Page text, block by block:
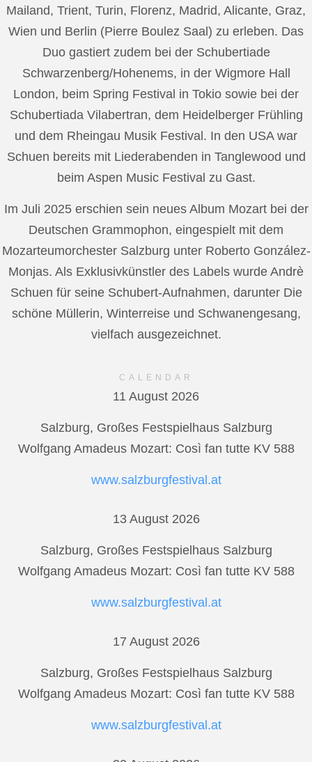
Mailand, Trient, Turin, Florenz, Madrid, Alicante, Graz,
Wien und Berlin (Pierre Boulez Saal) zu erleben. Das
Duo gastiert zudem bei der Schubertiade
Schwarzenberg/Hohenems, in der Wigmore Hall
London, beim Spring Festival in Tokio sowie bei der
Schubertiada Vilabertran, dem Heidelberger Frühling
und dem Rheingau Musik Festival. In den USA war
Schuen bereits mit Liederabenden in Tanglewood und
beim Aspen Music Festival zu Gast.
Im Juli 2025 erschien sein neues Album Mozart bei der
Deutschen Grammophon, eingespielt mit dem
Mozarteumorchester Salzburg unter Roberto González-
Monjas. Als Exklusivkünstler des Labels wurde Andrè
Schuen für seine Schubert-Aufnahmen, darunter Die
schöne Müllerin, Winterreise und Schwanengesang,
vielfach ausgezeichnet.
CALENDAR
11 August 2026
Salzburg, Großes Festspielhaus Salzburg
Wolfgang Amadeus Mozart: Così fan tutte KV 588
www.salzburgfestival.at
13 August 2026
Salzburg, Großes Festspielhaus Salzburg
Wolfgang Amadeus Mozart: Così fan tutte KV 588
www.salzburgfestival.at
17 August 2026
Salzburg, Großes Festspielhaus Salzburg
Wolfgang Amadeus Mozart: Così fan tutte KV 588
www.salzburgfestival.at